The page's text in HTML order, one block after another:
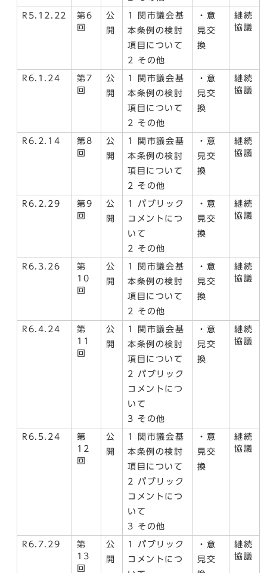
R5.12.22
第6
回
公
開
1 関市議会基
本条例の検討
項目について
2 その他
・意
見交
換
継続
協議
R6.1.24
第7
回
公
開
1 関市議会基
本条例の検討
項目について
2 その他
・意
見交
換
継続
協議
R6.2.14
第8
回
公
開
1 関市議会基
本条例の検討
項目について
2 その他
・意
見交
換
継続
協議
R6.2.29
第9
回
公
開
1 パブリック
コメントにつ
いて
2 その他
・意
見交
換
継続
協議
R6.3.26
第
10
回
公
開
1 関市議会基
本条例の検討
項目について
2 その他
・意
見交
換
継続
協議
R6.4.24
第
11
回
公
開
1 関市議会基
本条例の検討
項目について
2 パブリック
コメントにつ
いて
3 その他
・意
見交
換
継続
協議
R6.5.24
第
12
回
公
開
1 関市議会基
本条例の検討
項目について
2 パブリック
コメントにつ
いて
3 その他
・意
見交
換
継続
協議
R6.7.29
第
13
回
公
開
1 パブリック
コメントにつ
・意
見交
継続
協議